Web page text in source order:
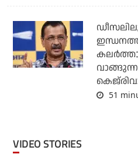
51
VIDEO STORIES